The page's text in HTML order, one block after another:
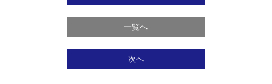
一覧へ
次へ